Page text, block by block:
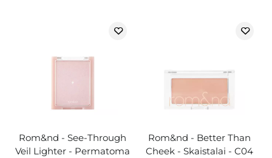
Rom&nd - See-Through
Veil Lighter - Permatoma
Rom&nd - Better Than
Cheek - Skaistalai - C04